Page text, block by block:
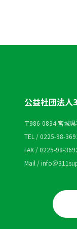
公益社団法人
〒986-0834 宮城
TEL / 0225-98-
FAX / 0225-98-
Mail / info＠